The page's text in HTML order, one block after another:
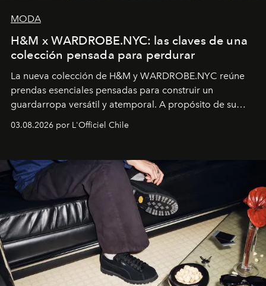
MODA
H&M x WARDROBE.NYC: las claves de una
colección pensada para perdurar
La nueva colección de H&M y WARDROBE.NYC reúne
prendas esenciales pensadas para construir un
guardarropa versátil y atemporal. A propósito de su
lanzamiento, los fundadores de la firma neoyorquina y
la asesora creativa y jefa de diseño global de la marca
y la filosofía detrás de la propuesta.
03.08.2026 por L'Officiel Chile